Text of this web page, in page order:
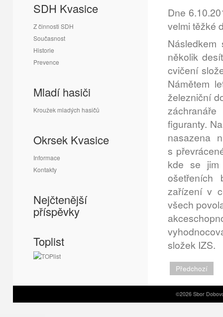
SDH Kvasice
Z činnosti SDH
Současnost
Historie
Prevence
Mladí hasiči
Kroužek mladých hasičů
Okrsek Kvasice
Informace
Kontakty
Nejčtenější
příspěvky
Toplist
Dne
velmi těžké
několik
cvičení
Námětem
železniční
figuranty.
nasazena
s
kde se jim
ošetřeních
zařízení v
všech
složek IZS.
Předchozí
©2026 Sbor